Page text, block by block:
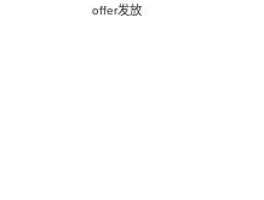
offer发放